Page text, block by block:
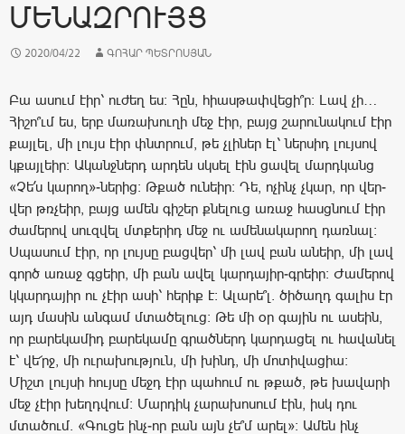
ՄԵՆԱԶՐՈՒՅՑ
2020/04/22 ԳՈՀԱՐ ՊԵՏՐՈՍՅԱՆ
Բա ասում էիր՝ ուժեղ ես: Հըն, հիասթափվեցի՞ր: Լավ չի…
Հիշո՞ւմ ես, երբ մառախուղի մեջ էիր, բայց շարունակում էիր
քայլել, մի լույս էիր փնտրում, թե չլիներ էլ՝ ներսիդ լույսով
կքայլեիր: Ականջներդ արդեն սկսել էին ցավել մարդկանց
«Չե՛ս կարող»-ներից: Թքած ունեիր: Դե, ոչինչ չկար, որ վեր-
վեր թռչեիր, բայց ամեն գիշեր քնելուց առաջ հասցնում էիր
ժամերով սուզվել մտքերիդ մեջ ու ամենակարող դառնալ:
Սպասում էիր, որ լույսը բացվեր՝ մի լավ բան անեիր, մի լավ
գործ առաջ գցեիր, մի բան ավել կարդայիր-գրեիր: Ժամերով
կկարդայիր ու չէիր ասի՝ հերիք է: Ալարե՞լ. ծիծաղդ գալիս էր
այդ մասին անգամ մտածելուց: Թե մի օր գային ու ասեին,
որ բարեկամիդ բարեկամը գրածներդ կարդացել ու հավանել
է՝ վե՜րջ, մի ուրախություն, մի խինդ, մի մոտիվացիա:
Միշտ լույսի հույսը մեջդ էիր պահում ու թքած, թե խավարի
մեջ չէիր խեղդվում: Մարդիկ չարախոսում էին, իսկ դու
մտածում. «Գուցե ինչ-որ բան այն չե՞մ արել»: Ամեն ինչ